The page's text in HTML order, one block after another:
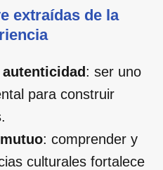
extraídas de la
: ser uno
para construir
: comprender y
culturales fortalece